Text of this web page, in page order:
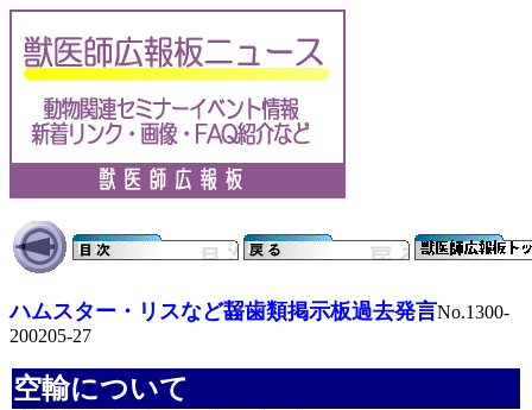
ハムスター・リスなど齧歯類掲示板過去発言No.1300-
200205-27
空輸について